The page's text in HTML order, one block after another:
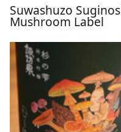
Suwashuzo
Mushroom Label